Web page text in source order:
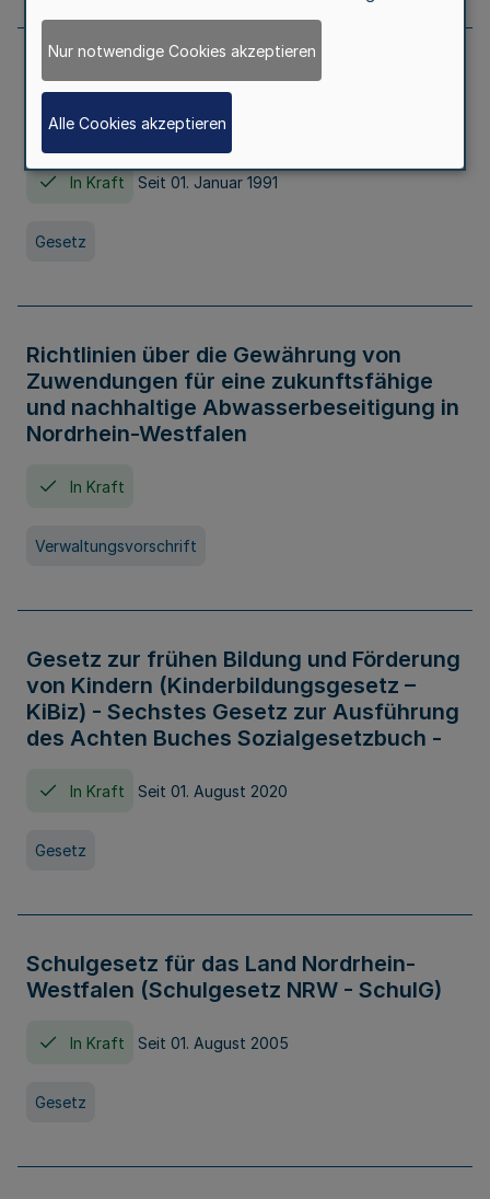
Erstes Gesetz zur Ausführung des
Kinder- und Jugendhilfegesetzes - AG -
KJHG -
In Kraft Seit 01. Januar 1991
Gesetz
Richtlinien über die Gewährung von
Zuwendungen für eine zukunftsfähige
und nachhaltige Abwasserbeseitigung in
Nordrhein-Westfalen
In Kraft
Verwaltungsvorschrift
Gesetz zur frühen Bildung und Förderung
von Kindern (Kinderbildungsgesetz –
KiBiz) - Sechstes Gesetz zur Ausführung
des Achten Buches Sozialgesetzbuch -
In Kraft Seit 01. August 2020
Gesetz
Schulgesetz für das Land Nordrhein-
Westfalen (Schulgesetz NRW - SchulG)
In Kraft Seit 01. August 2005
Gesetz
Nur notwendige Cookies akzeptieren
Alle Cookies akzeptieren